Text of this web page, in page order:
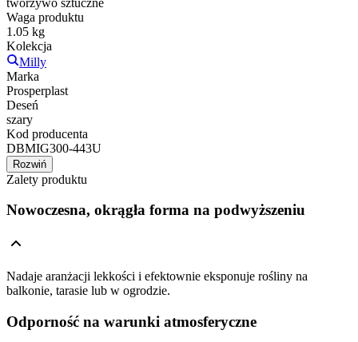
Waga produktu
1.05 kg
Kolekcja
Milly
Marka
Prosperplast
Deseń
szary
Kod producenta
DBMIG300-443U
Rozwiń
Zalety produktu
Nowoczesna, okrągła forma na podwyższeniu
Nadaje aranżacji lekkości i efektownie eksponuje rośliny na
balkonie, tarasie lub w ogrodzie.
Odporność na warunki atmosferyczne